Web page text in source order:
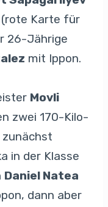
(rote Karte für
26-Jährige
mit Ippon.
Movli
zwei 170-Kilo-
zunächst
in der Klasse
Daniel Natea
dann aber